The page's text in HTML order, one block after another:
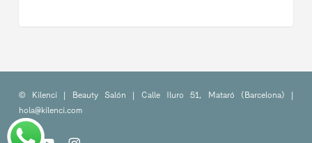
© Kilenci | Beauty Salón | Calle Iluro 51, Mataró (Barcelona) |
hola@kilenci.com